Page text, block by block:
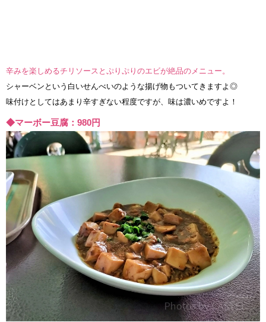
辛みを楽しめるチリソースとぷりぷりのエビが絶品のメニュー。
シャーベンという白いせんべいのような揚げ物もついてきますよ◎
味付けとしてはあまり辛すぎない程度ですが、味は濃いめですよ！
◆マーボー豆腐：980円